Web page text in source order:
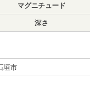
マグニチュード
深さ
垣市